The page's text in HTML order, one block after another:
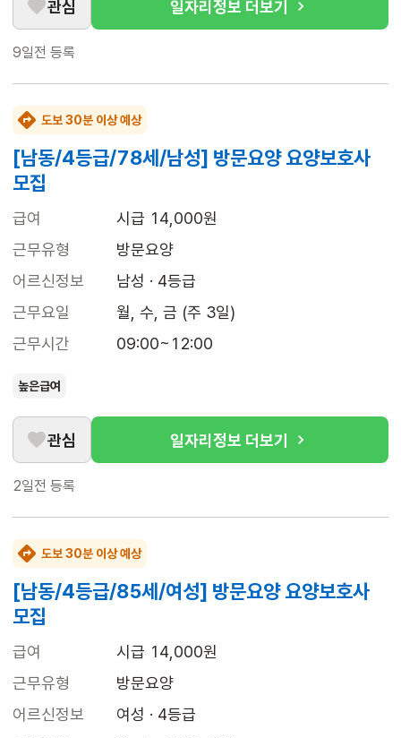
관심 일자리정보 더보기
9일전 등록
도보 30분 이상 예상
[남동/4등급/78세/남성] 방문요양 요양보호사
모집
급여
시급 14,000원
근무유형
방문요양
어르신정보
남성 · 4등급
근무요일
월, 수, 금 (주 3일)
근무시간
09:00~12:00
높은급여
관심 일자리정보 더보기
2일전 등록
도보 30분 이상 예상
[남동/4등급/85세/여성] 방문요양 요양보호사
모집
급여
시급 14,000원
근무유형
방문요양
어르신정보
여성 · 4등급